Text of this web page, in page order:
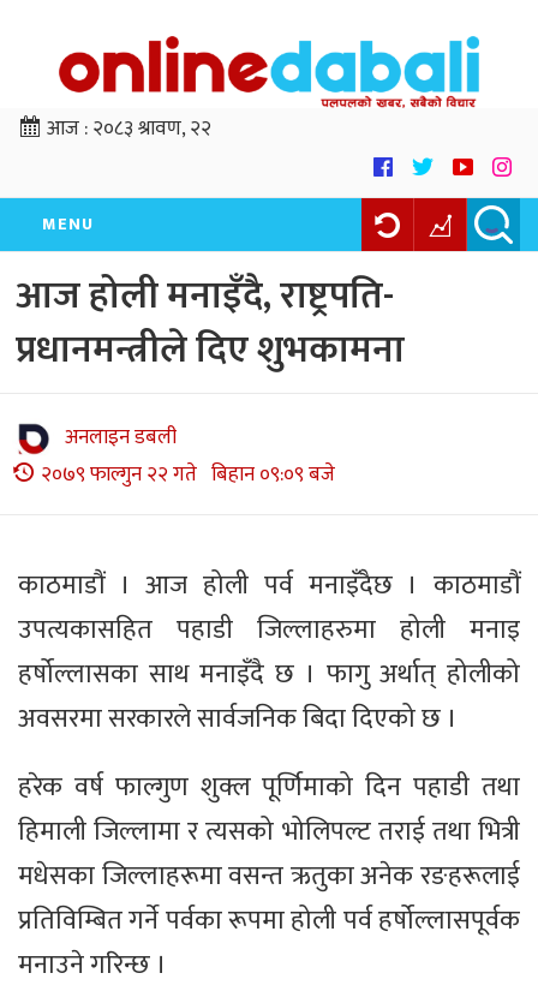
आज :२०८३ श्रावण, २२
MENU
आज होली मनाइँदै, राष्ट्रपति-
प्रधानमन्त्रीले दिए शुभकामना
अनलाइन डबली
२०७९ फाल्गुन २२ गते बिहान ०९:०९ बजे
काठमाडौं । आज होली पर्व मनाइँदैछ । काठमाडौं
उपत्यकासहित पहाडी जिल्लाहरुमा होली मनाइ
हर्षोल्लासका साथ मनाइँदै छ । फागु अर्थात् होलीको
अवसरमा सरकारले सार्वजनिक बिदा दिएको छ ।
हरेक वर्ष फाल्गुण शुक्ल पूर्णिमाको दिन पहाडी तथा
हिमाली जिल्लामा र त्यसको भोलिपल्ट तराई तथा भित्री
मधेसका जिल्लाहरूमा वसन्त ऋतुका अनेक रङहरूलाई
प्रतिविम्बित गर्ने पर्वका रूपमा होली पर्व हर्षोल्लासपूर्वक
मनाउने गरिन्छ ।